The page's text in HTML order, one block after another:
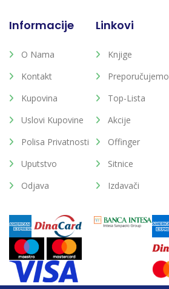
Informacije
O Nama
Kontakt
Kupovina
Uslovi Kupovine
Polisa Privatnosti
Uputstvo
Odjava
Linkovi
Knjige
Preporučujemo
Top-Lista
Akcije
Offinger
Sitnice
Izdavači